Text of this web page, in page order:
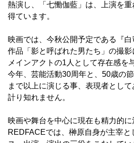
熱演し、「七慟伽藍」は、上演を
得ています。
映画では、今秋公開予定である『
作品「影と呼ばれた男たち」の撮影
メインアクトの1人として存在感を
今年、芸能活動30周年と、50歳の
まで以上に演じる事、表現者とし
計り知れません。
映画や舞台を中心に現在も精力的
REDFACEでは、榊原自身が主宰と